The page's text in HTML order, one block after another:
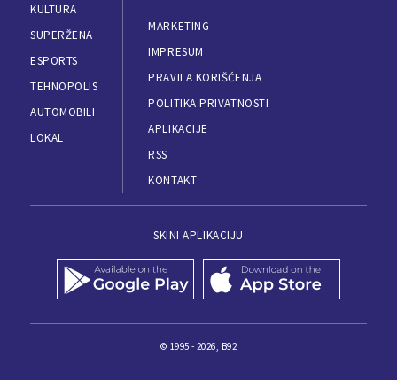
KULTURA
SUPERŽENA
ESPORTS
TEHNOPOLIS
AUTOMOBILI
LOKAL
MARKETING
IMPRESUM
PRAVILA KORIŠĆENJA
POLITIKA PRIVATNOSTI
APLIKACIJE
RSS
KONTAKT
SKINI APLIKACIJU
© 1995 - 2026, B92